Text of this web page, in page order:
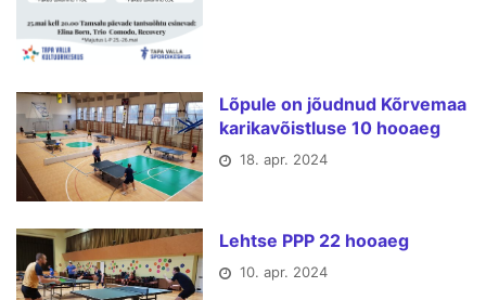
Lõpule on jõudnud Kõrvemaa
karikavõistluse 10 hooaeg
18. apr. 2024
Lehtse PPP 22 hooaeg
10. apr. 2024